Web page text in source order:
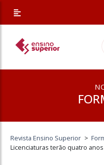
Revista Ensino Superior >
Licenciaturas terão quatro